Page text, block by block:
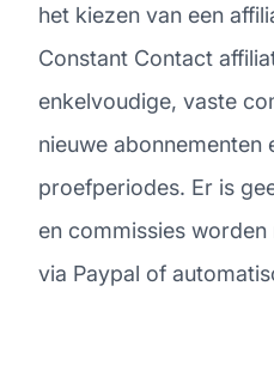
het kiezen van een
Constant Contact
enkelvoudige, vaste
nieuwe abonnementen
proefperiodes. Er is
en commissies
via Paypal of